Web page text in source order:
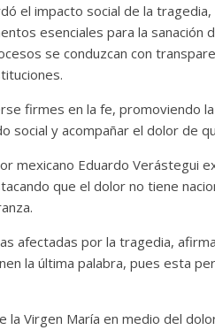
el impacto social de la
esenciales para la sanación
se conduzcan con
firmes en la fe, promoviendo
social y acompañar el dolor de
mexicano Eduardo Verástegui
que el dolor no tiene
afectadas por la tragedia,
la última palabra, pues esta
la Virgen María en medio del